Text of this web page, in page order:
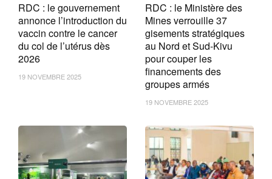
RDC : le gouvernement
annonce l’introduction du
vaccin contre le cancer
du col de l’utérus dès
2026
19 NOVEMBRE 2025
RDC : le Ministère des
Mines verrouille 37
gisements stratégiques
au Nord et Sud-Kivu
pour couper les
financements des
groupes armés
19 NOVEMBRE 2025